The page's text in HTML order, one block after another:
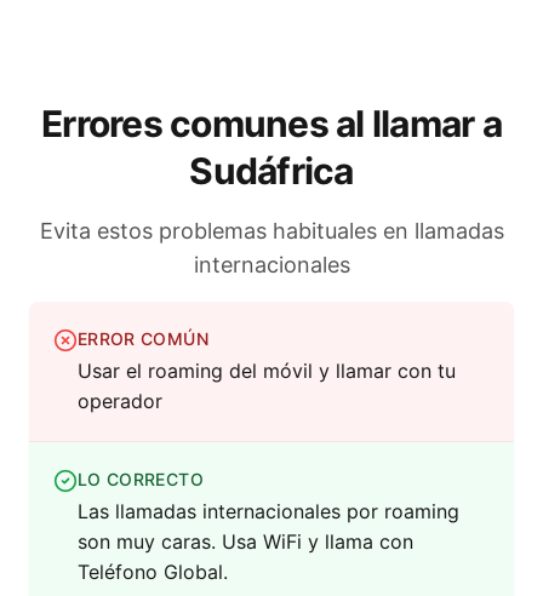
Errores comunes al llamar a
Sudáfrica
Evita estos problemas habituales en llamadas
internacionales
ERROR COMÚN
Usar el roaming del móvil y llamar con tu
operador
LO CORRECTO
Las llamadas internacionales por roaming
son muy caras. Usa WiFi y llama con
Teléfono Global.